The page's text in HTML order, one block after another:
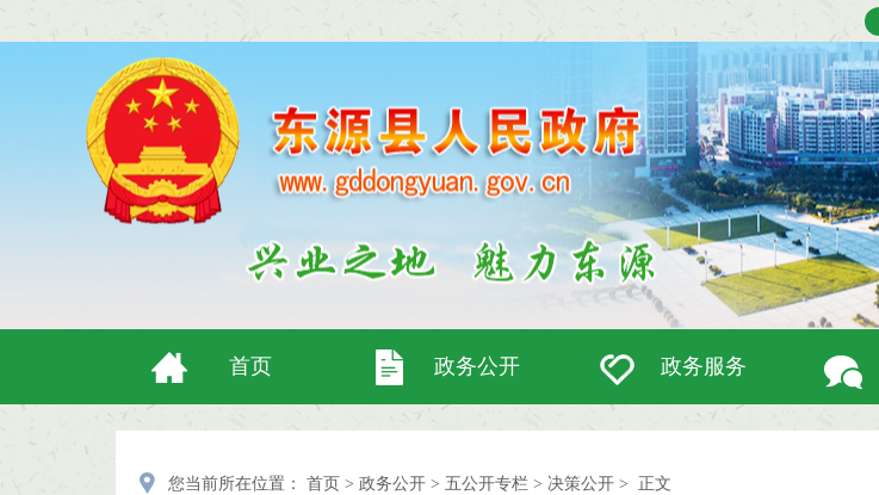
首页 政务公开 政务服务
您当前所在位置： 首页 > 政务公开 > 五公开专栏 > 决策公开 > 正文